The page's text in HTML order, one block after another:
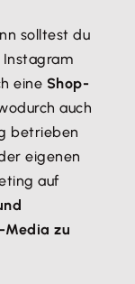
solltest du
Instagram
eine Shop-
auch
betrieben
eigenen
auf
Media zu